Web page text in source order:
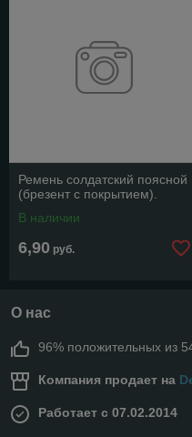
Ремень солдатский поясной
(брезент с покрытием).
В наличии
6,90 руб.
О нас
96% положительных из
Компания продает на
Работает с 07.02.2014